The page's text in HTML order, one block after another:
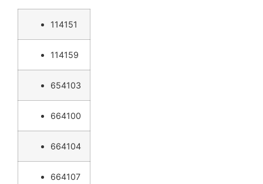
114151
114159
654103
664100
664104
664107